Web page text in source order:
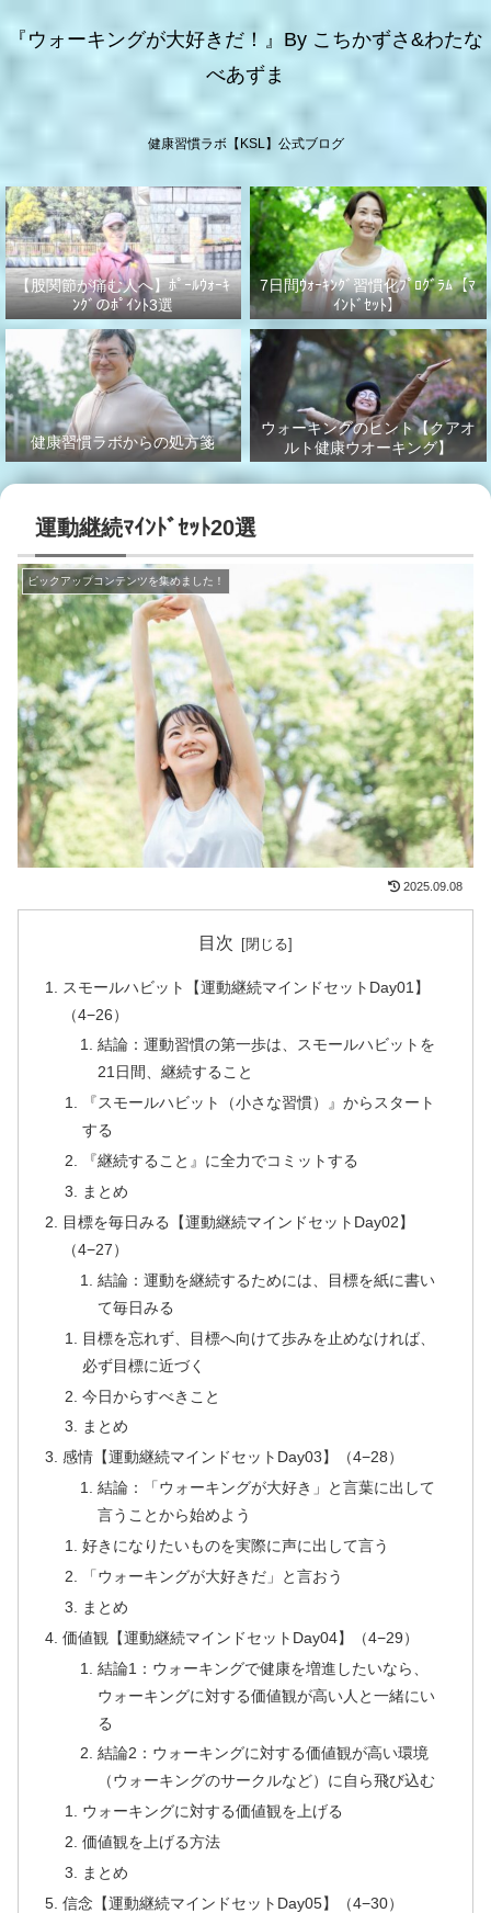
『ウォーキングが大好きだ！』By こちかずさ&わたな
べあずま
健康習慣ラボ【KSL】公式ブログ
【股関節が痛む人へ】ﾎﾟｰﾙｳｫｰｷ
ﾝｸﾞのﾎﾟｲﾝﾄ3選
7日間ｳｫｰｷﾝｸﾞ習慣化ﾌﾟﾛｸﾞﾗﾑ【ﾏ
ｲﾝﾄﾞｾｯﾄ】
健康習慣ラボからの処方箋
ウォーキングのヒント【クアオ
ルト健康ウオーキング】
No.003
運動継続ﾏｲﾝﾄﾞｾｯﾄ20選
ピックアップコンテンツを集めました！
2025.09.08
目次
スモールハビット【運動継続マインドセットDay01】
（4−26）
結論：運動習慣の第一歩は、スモールハビットを
21日間、継続すること
『スモールハビット（小さな習慣）』からスタート
する
『継続すること』に全力でコミットする
まとめ
目標を毎日みる【運動継続マインドセットDay02】
（4−27）
結論：運動を継続するためには、目標を紙に書い
て毎日みる
目標を忘れず、目標へ向けて歩みを止めなければ、
必ず目標に近づく
今日からすべきこと
まとめ
感情【運動継続マインドセットDay03】（4−28）
結論：「ウォーキングが大好き」と言葉に出して
言うことから始めよう
好きになりたいものを実際に声に出して言う
「ウォーキングが大好きだ」と言おう
まとめ
価値観【運動継続マインドセットDay04】（4−29）
結論1：ウォーキングで健康を増進したいなら、
ウォーキングに対する価値観が高い人と一緒にい
る
結論2：ウォーキングに対する価値観が高い環境
（ウォーキングのサークルなど）に自ら飛び込む
ウォーキングに対する価値観を上げる
価値観を上げる方法
まとめ
信念【運動継続マインドセットDay05】（4−30）